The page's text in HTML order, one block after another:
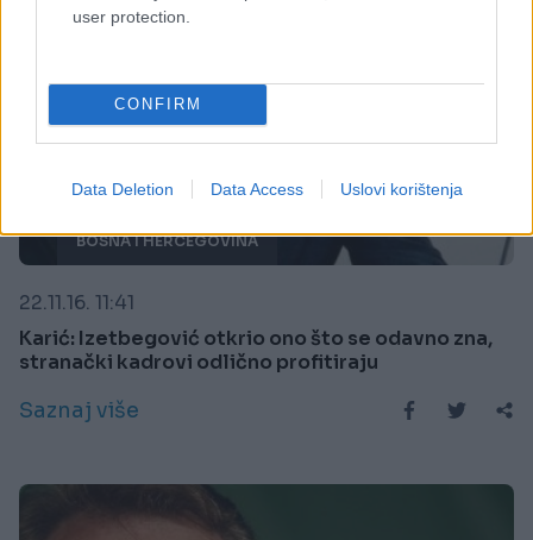
user protection.
CONFIRM
Data Deletion Data Access Uslovi korištenja
BOSNA I HERCEGOVINA
22.11.16. 11:41
Karić: Izetbegović otkrio ono što se odavno zna,
stranački kadrovi odlično profitiraju
Saznaj više